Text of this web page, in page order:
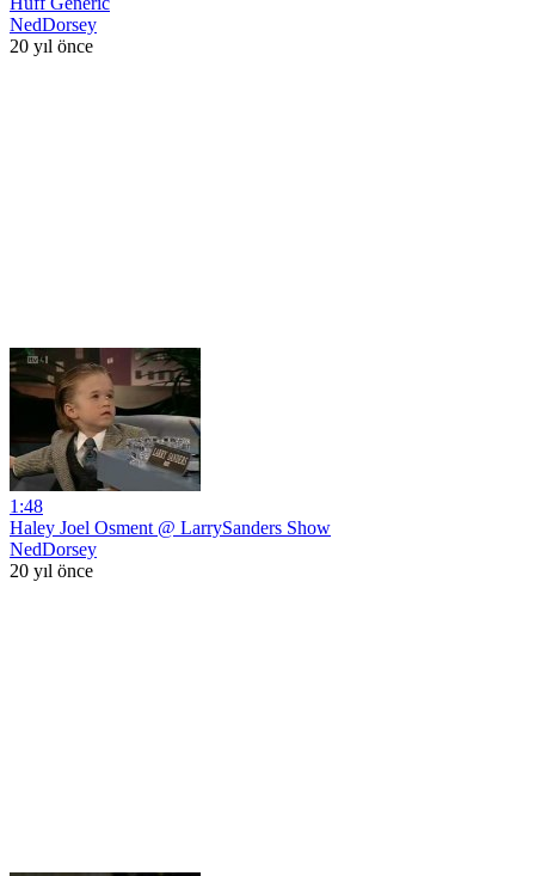
NedDorsey
20 yıl önce
1:48
Haley Joel Osment @ LarrySanders Show
NedDorsey
20 yıl önce